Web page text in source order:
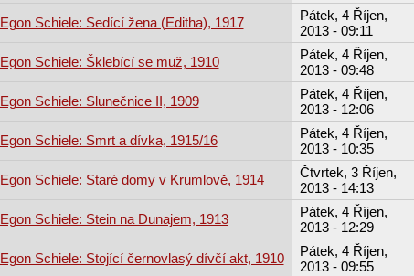
Egon Schiele: Sedící žena (Editha), 1917
Pátek, 4 Říjen,
2013 - 09:11
Egon Schiele: Šklebící se muž, 1910
Pátek, 4 Říjen,
2013 - 09:48
Egon Schiele: Slunečnice II, 1909
Pátek, 4 Říjen,
2013 - 12:06
Egon Schiele: Smrt a dívka, 1915/16
Pátek, 4 Říjen,
2013 - 10:35
Egon Schiele: Staré domy v Krumlově, 1914
Čtvrtek, 3 Říjen,
2013 - 14:13
Egon Schiele: Stein na Dunajem, 1913
Pátek, 4 Říjen,
2013 - 12:29
Egon Schiele: Stojící černovlasý dívčí akt, 1910
Pátek, 4 Říjen,
2013 - 09:55